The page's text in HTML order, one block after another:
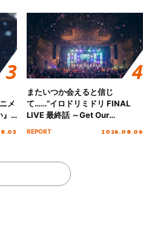
メ
またいつか会えると信じ
て……“イロドリミドリ FINAL
LIVE 最終話 ～Get Our
REPORT 2026.08.06